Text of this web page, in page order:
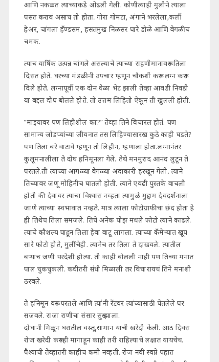
आणि नकळत त्याच्याकडे ओढली गेली. कोणीत्याही मुलीने त्याला
पसंत करावं असाच तो होता. गोरा गोमटा, अंगाने भरलेला,कर्ली
हेअर, चांगला हॅण्डसम, हसतमुख निळसर घारे डोळे आणि वेगळीच
चमक.
त्याच वार्षिक उत्पन्न चांगले असल्याचे त्याच्या राहणीमानावरून तिला
दिसत होते. घरच्या मंडळीनी उपचार म्हणून चौकशी करून लग्न करून
दिले होते. लग्नापूर्वी एक दोन वेळा भेट झाली तेव्हा आवडी निवडी
या बद्दल दोघ बोलले होते. तो उत्तम लिहितो ऐकून ती खुलली होती.
“माझ्यावर पण लिहीशील का?” तेव्हा तिने विचारल होतं. पण
सामान्य जोडप्यांच्या जीवनात तस लिहिण्यासारख कुठे काही घडते?
पण तिला बरे वाटावे म्हणून तो लिहीन, म्हणाला होता.लग्नानंतर
कुलूमनालीला ते दोघ हनिमूनला गेले. तेथे मनमुराद आनंद लुटून ते
परतले.ती त्याच्या आगळ्या वेगळ्या अदाकारी हरखून गेली. त्याने
तिच्यावर जणू मोहिनीच घातली होती. त्याने एवढी पुस्तके वाचली
होती की देवावर त्याचा विश्वास नव्हता त्यामुळे मुद्दाम देवदर्शनाला
जाणे त्याच्या स्वभावात नव्हते. मात्र त्याला फोटोग्राफीचा छंद होता हे
ही तिथेच तिला समजले. तिचे अनेक पोझ मधले फोटो त्याने काढले.
त्याचे कौशल्य पाहून तिला हेवा वाटू लागला. त्याच्या कॅमेऱ्यात खूप
सारे फोटो होते, मुलींचेही. त्यानेच तर तिला ते दाखवले. त्यातील
बऱ्याच जणी परदेशी होत्या. ती काही बोलली नाही पण तिच्या मनात
पाल चुकचुकली. कधीतरी संधी मिळाली तर विचारायचं तिने मनाशी
ठरवले.
ते हनिमून वरून परतले आणि त्यांनी रेंटवर त्यांच्यासाठी घेतलेले घर
सजवले. राजा राणीचा संसार सुरू झाला.
दोघानी मिळून घरातील वस्तू,सामान याची खरेदी केली. आठ दिवस
रोज खरेदी करूनही मागाहून काही तरी राहिल्याचे लक्षात यायचेच.
पैश्याची तेव्हातरी काहीच कमी नव्हती. रोज नवी स्वप्ने पहात